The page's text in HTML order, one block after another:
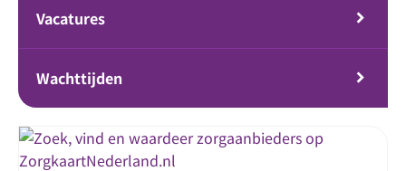
Vacatures
Wachttijden